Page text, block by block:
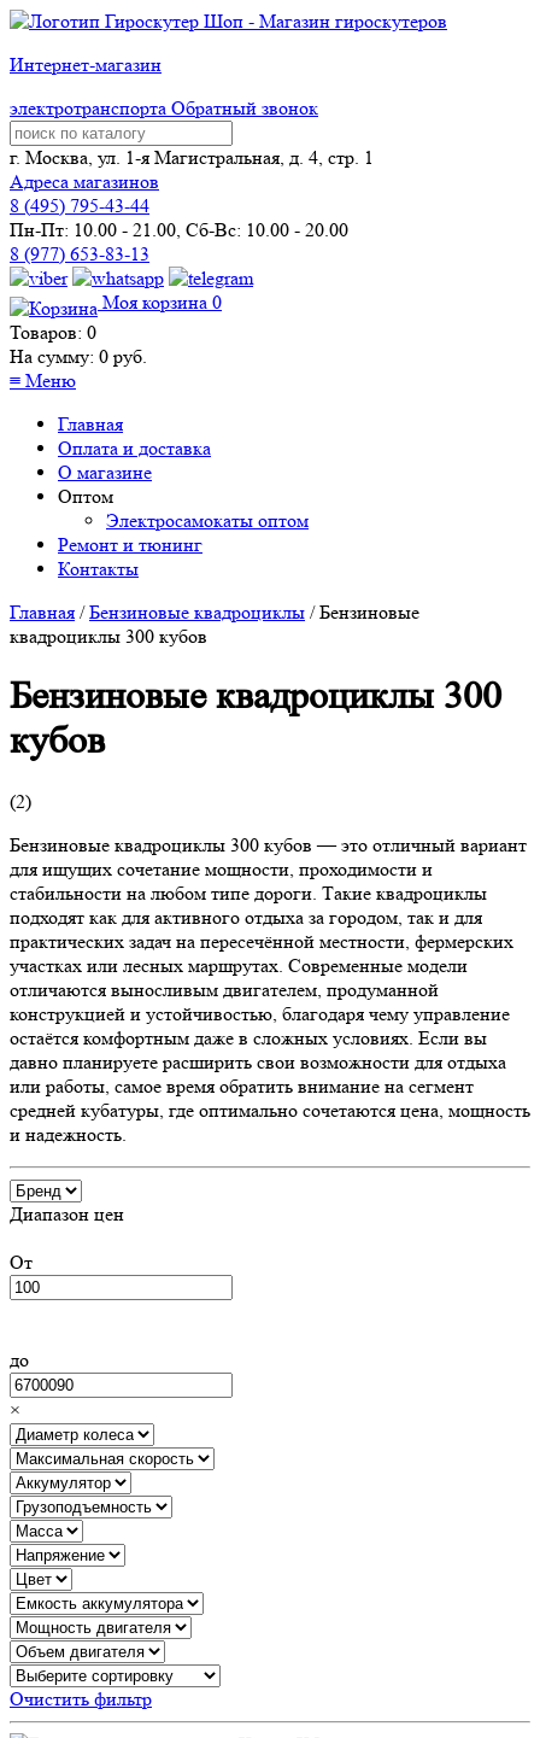
Интернет-магазин
электротранспорта Обратный звонок
г. Москва, ул. 1-я Магистральная, д. 4, стр. 1
Адреса магазинов
8 (495) 795-43-44
Пн-Пт: 10.00 - 21.00, Сб-Вс: 10.00 - 20.00
8 (977) 653-83-13
Моя корзина 0
Товаров: 0
На сумму: 0 руб.
≡ Меню
Главная
Оплата и доставка
О магазине
Оптом
Электросамокаты оптом
Ремонт и тюнинг
Контакты
Главная /Бензиновые квадроциклы /Бензиновые
квадроциклы 300 кубов
Бензиновые квадроциклы 300
кубов
(2)
Бензиновые квадроциклы 300 кубов — это отличный вариант
для ищущих сочетание мощности, проходимости и
стабильности на любом типе дороги. Такие квадроциклы
подходят как для активного отдыха за городом, так и для
практических задач на пересечённой местности, фермерских
участках или лесных маршрутах. Современные модели
отличаются выносливым двигателем, продуманной
конструкцией и устойчивостью, благодаря чему управление
остаётся комфортным даже в сложных условиях. Если вы
давно планируете расширить свои возможности для отдыха
или работы, самое время обратить внимание на сегмент
средней кубатуры, где оптимально сочетаются цена, мощность
и надежность.
Диапазон цен
От
до
×
Очистить фильтр